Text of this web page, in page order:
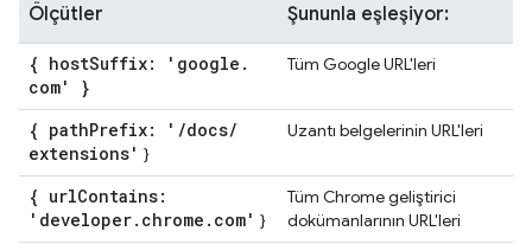
Ölçütler Şununla eşleşiyor:
{ hostSuffix: 'google .
com' }
Tüm Google URL'leri
{ pathPrefix: ' /docs/
extensions' }
Uzantı belgelerinin URL'leri
{ urlContains:
'developer. chrome . com' }
Tüm Chrome geliştirici
dokümanlarının URL'leri